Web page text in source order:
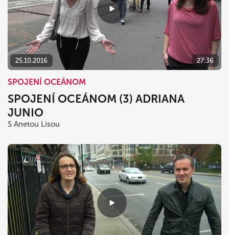
25.10.2016 27:36
SPOJENÍ OCEÁNOM
SPOJENÍ OCEÁNOM (3) ADRIANA
JUNIO
S Anetou Lisou